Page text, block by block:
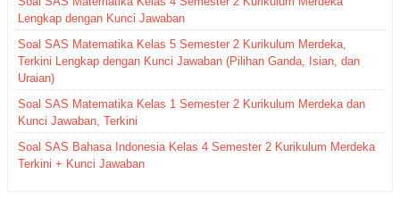
Lengkap dengan Kunci Jawaban
Soal SAS Matematika Kelas 5 Semester 2 Kurikulum Merdeka,
Terkini Lengkap dengan Kunci Jawaban (Pilihan Ganda, Isian, dan
Uraian)
Soal SAS Matematika Kelas 1 Semester 2 Kurikulum Merdeka dan
Kunci Jawaban, Terkini
Soal SAS Bahasa Indonesia Kelas 4 Semester 2 Kurikulum Merdeka
Terkini + Kunci Jawaban